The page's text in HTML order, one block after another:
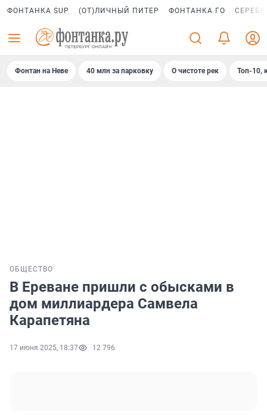
ФОНТАНКА SUP (ОТ)ЛИЧНЫЙ ПИТЕР ФОНТАНКА ГО
Фонтан на Неве 40 млн за парковку О чистоте рек Топ-10,
ОБЩЕСТВО
В Ереване пришли с обысками в
дом миллиардера Самвела
Карапетяна
17 июня 2025, 18:37 12 796